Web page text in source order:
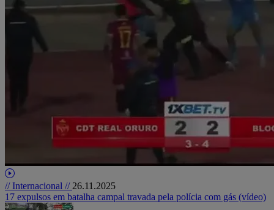
// Internacional // 26.11.2025
17 expulsos em batalha campal travada pela polícia com gás (vídeo)